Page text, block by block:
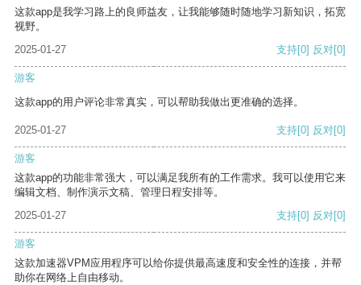
这款app是我学习路上的良师益友，让我能够随时随地学习新知识，拓宽
视野。
2025-01-27
支持[0] 反对[0]
游客
这款app的用户评论非常真实，可以帮助我做出更准确的选择。
2025-01-27 支持[0] 反对[0]
游客
这款app的功能非常强大，可以满足我所有的工作需求。我可以使用它来
编辑文档、制作演示文稿、管理日程安排等。
2025-01-27
支持[0] 反对[0]
游客
这款加速器VPM应用程序可以给你提供最高速度和安全性的连接，并帮
助你在网络上自由移动。